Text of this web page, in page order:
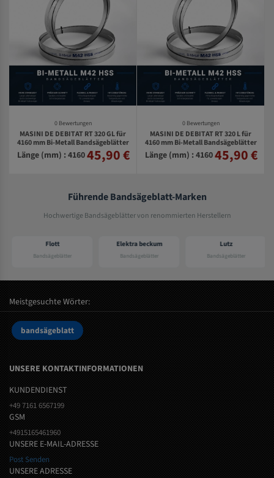
0 Bewertungen
MASINI DE DEBITAT RT 320 GL für
4160 mm Bi-Metall Bandsägeblätter
Länge (mm) : 416045,90 €
0 Bewertungen
MASINI DE DEBITAT RT 320 L für
4160 mm Bi-Metall Bandsägeblätter
Länge (mm) : 416045,90 €
Führende Bandsägeblatt-Marken
Hochwertige Bandsägeblätter von renommierten Herstellern
Flott
Bandsägeblätter
Elektra beckum
Bandsägeblätter
Lutz
Bandsägeblätter
Meistgesuchte Wörter:
bandsägeblatt
UNSERE KONTAKTINFORMATIONEN
KUNDENDIENST
+49 7161 6567199
GSM
+4915165461960
UNSERE E-MAIL-ADRESSE
Post Senden
UNSERE ADRESSE